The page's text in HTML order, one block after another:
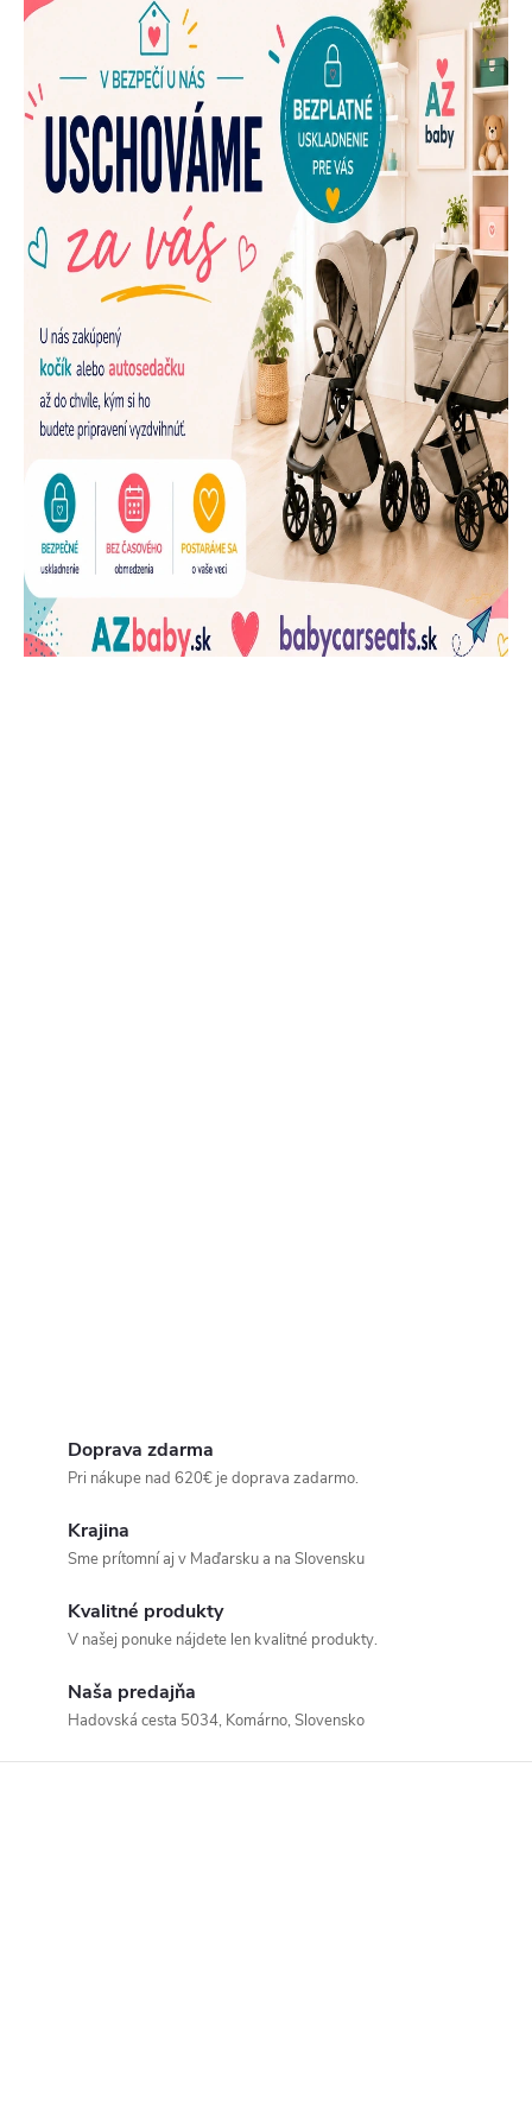
E
N
U
R
D
J
Ň
U
Doprava zdarma
Pri nákupe nad 620€ je doprava zadarmo.
Krajina
Sme prítomní aj v Maďarsku a na Slovensku
Kvalitné produkty
V našej ponuke nájdete len kvalitné produkty.
Naša predajňa
Hadovská cesta 5034, Komárno, Slovensko